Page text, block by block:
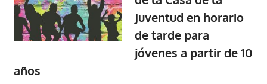
Juventud en horario
de tarde para
jóvenes a partir de 10
años